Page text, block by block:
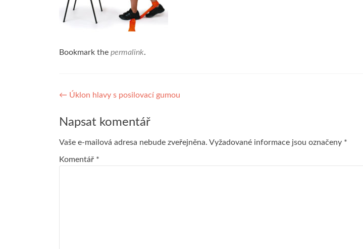
Bookmark the permalink.
Navigace
pro
příspěvek
← Úklon hlavy s posilovací gumou
Napsat komentář
Vaše e-mailová adresa nebude zveřejněna. Vyžadované informace jsou označeny *
Komentář *